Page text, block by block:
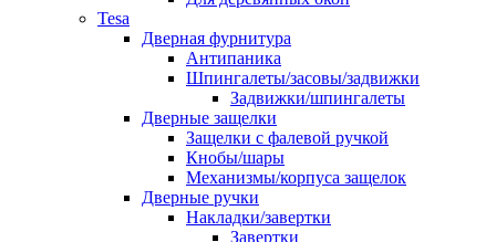
Tesa
Дверная фурнитура
Антипаника
Шпингалеты/засовы/задвижки
Задвижки/шпингалеты
Дверные защелки
Защелки с фалевой ручкой
Кнобы/шары
Механизмы/корпуса защелок
Дверные ручки
Накладки/завертки
Завертки